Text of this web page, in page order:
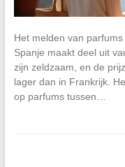
Het melden van
Spanje maakt deel uit
zijn zeldzaam, en de
lager dan in Frankrijk.
op parfums tussen…